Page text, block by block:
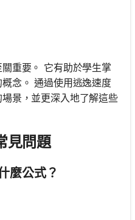
重要。 它有助於學生掌
念。 通過使用逃逸速度
景，並更深入地了解這些
見問題
麼公式？